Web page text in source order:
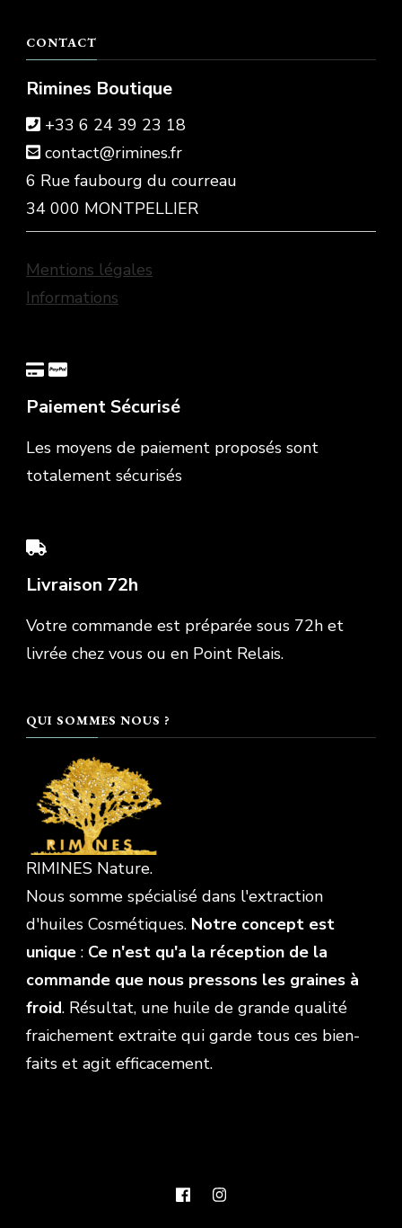
CONTACT
Rimines Boutique
+33 6 24 39 23 18
contact@rimines.fr
6 Rue faubourg du courreau
34 000 MONTPELLIER
Mentions légales
Informations
Paiement Sécurisé
Les moyens de paiement proposés sont
totalement sécurisés
Livraison 72h
Votre commande est préparée sous 72h et
livrée chez vous ou en Point Relais.
QUI SOMMES NOUS ?
RIMINES Nature.
Nous somme spécialisé dans l'extraction
d'huiles Cosmétiques. Notre concept est
unique : Ce n'est qu'a la réception de la
commande que nous pressons les graines à
froid. Résultat, une huile de grande qualité
fraichement extraite qui garde tous ces bien-
faits et agit efficacement.